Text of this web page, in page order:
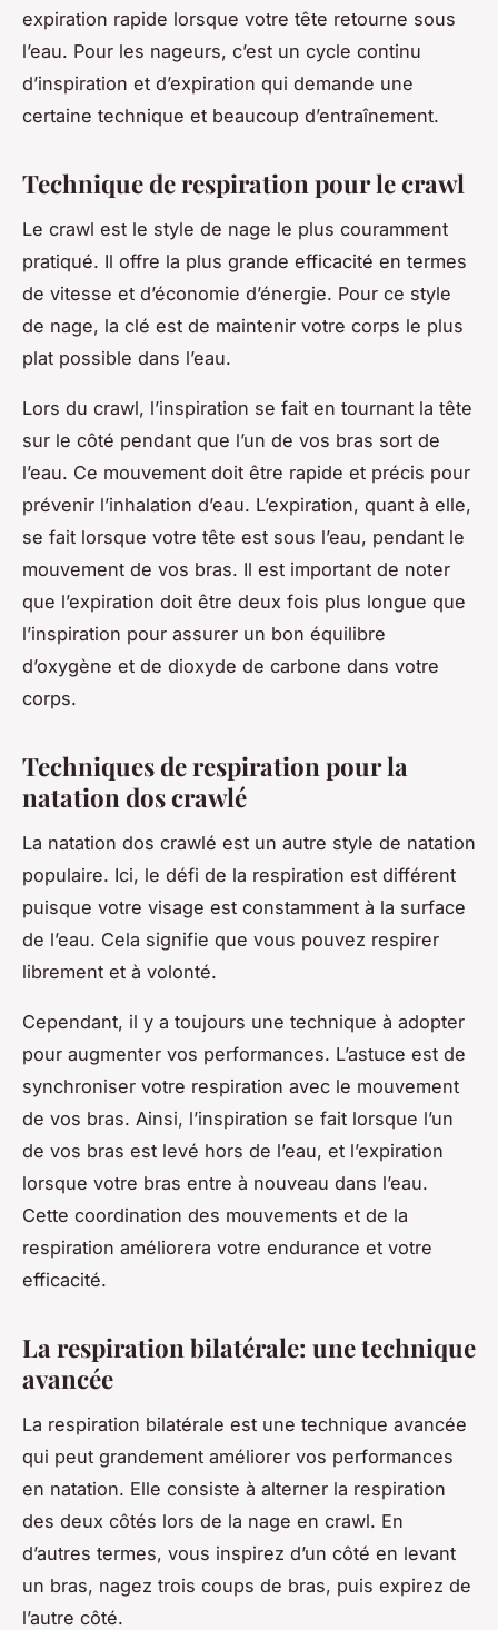
expiration rapide lorsque votre tête retourne sous
l’eau. Pour les nageurs, c’est un cycle continu
d’inspiration et d’expiration qui demande une
certaine technique et beaucoup d’entraînement.
Technique de respiration pour le crawl
Le crawl est le style de nage le plus couramment
pratiqué. Il offre la plus grande efficacité en termes
de vitesse et d’économie d’énergie. Pour ce style
de nage, la clé est de maintenir votre corps le plus
plat possible dans l’eau.
Lors du crawl, l’inspiration se fait en tournant la tête
sur le côté pendant que l’un de vos bras sort de
l’eau. Ce mouvement doit être rapide et précis pour
prévenir l’inhalation d’eau. L’expiration, quant à elle,
se fait lorsque votre tête est sous l’eau, pendant le
mouvement de vos bras. Il est important de noter
que l’expiration doit être deux fois plus longue que
l’inspiration pour assurer un bon équilibre
d’oxygène et de dioxyde de carbone dans votre
corps.
Techniques de respiration pour la
natation dos crawlé
La natation dos crawlé est un autre style de natation
populaire. Ici, le défi de la respiration est différent
puisque votre visage est constamment à la surface
de l’eau. Cela signifie que vous pouvez respirer
librement et à volonté.
Cependant, il y a toujours une technique à adopter
pour augmenter vos performances. L’astuce est de
synchroniser votre respiration avec le mouvement
de vos bras. Ainsi, l’inspiration se fait lorsque l’un
de vos bras est levé hors de l’eau, et l’expiration
lorsque votre bras entre à nouveau dans l’eau.
Cette coordination des mouvements et de la
respiration améliorera votre endurance et votre
efficacité.
La respiration bilatérale: une technique
avancée
La respiration bilatérale est une technique avancée
qui peut grandement améliorer vos performances
en natation. Elle consiste à alterner la respiration
des deux côtés lors de la nage en crawl. En
d’autres termes, vous inspirez d’un côté en levant
un bras, nagez trois coups de bras, puis expirez de
l’autre côté.